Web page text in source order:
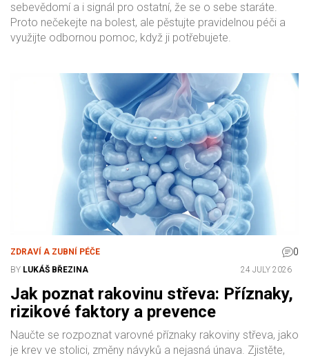
sebevědomí a i signál pro ostatní, že se o sebe staráte.
Proto nečekejte na bolest, ale pěstujte pravidelnou péči a
využijte odbornou pomoc, když ji potřebujete.
ZDRAVÍ A ZUBNÍ PÉČE 0
BY LUKÁŠ BŘEZINA 24 JULY 2026
Jak poznat rakovinu střeva: Příznaky,
rizikové faktory a prevence
Naučte se rozpoznat varovné příznaky rakoviny střeva, jako
je krev ve stolici, změny návyků a nejasná únava. Zjistěte,